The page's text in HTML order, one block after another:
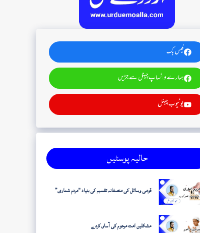
فیس بک
ہمارے واٹساپ چینل سے جڑیں
یوٹیوب چینل
حالیہ پوسٹیں
قومی وسائل کی منصفانہ تقسیم کی بنیاد "مردم شماری”
مشکلیں امت مرحوم کی آساں کردے